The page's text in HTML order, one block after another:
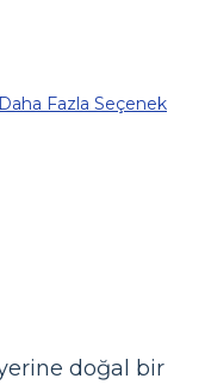
Daha Fazla Seçenek
doğal bir